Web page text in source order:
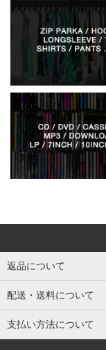
返品について
配送・送料について
支払い方法について